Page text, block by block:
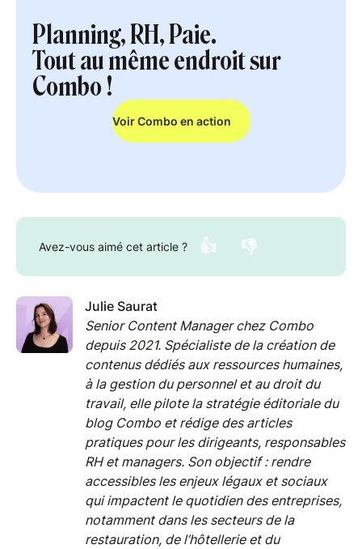
Planning, RH, Paie.
Tout au même endroit sur
Combo !
Voir Combo en action
Avez-vous aimé cet article ? 👍 👎
Julie Saurat
Senior Content Manager chez Combo
depuis 2021. Spécialiste de la création de
contenus dédiés aux ressources humaines,
à la gestion du personnel et au droit du
travail, elle pilote la stratégie éditoriale du
blog Combo et rédige des articles
pratiques pour les dirigeants, responsables
RH et managers. Son objectif : rendre
accessibles les enjeux légaux et sociaux
qui impactent le quotidien des entreprises,
notamment dans les secteurs de la
restauration, de l’hôtellerie et du